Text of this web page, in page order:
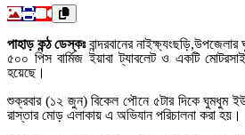
পাহাড় কন্ঠ ডেস্কঃবান্দরবানের
৫০০ পিস বার্মিজ ইয়াবা ট্যাবলেট ও একটি
হয়েছে।
শুক্রবার (১২ জুন) বিকেল পৌনে ৫টার দিকে ঘুমধুম
রাস্তার মোড় এলাকায় এ অভিযান পরিচালনা করা হয়।